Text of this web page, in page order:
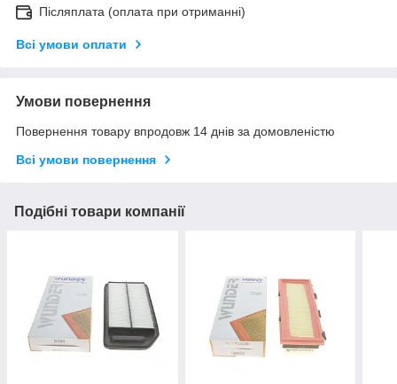
Післяплата (оплата при отриманні)
Всі умови оплати
Умови повернення
Повернення товару впродовж 14 днів за домовленістю
Всі умови повернення
Подібні товари компанії